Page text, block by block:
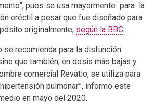
pues se usa mayormente para la
eréctil a pesar que fue diseñado para
originalmente, según la BBC.
se recomienda para la disfunción
que también, en dosis más bajas y
comercial Revatio, se utiliza para
pulmonar”, informó este
en mayo del 2020.